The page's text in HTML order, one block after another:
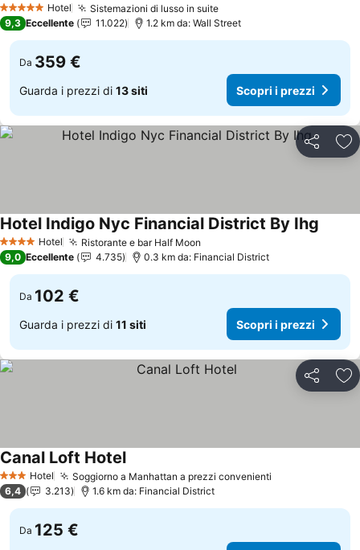
5 Stelle Hotel Sistemazioni di lusso in suite
9,3 Eccellente 11.022 1.2 km da: Wall Street
Da 359 €
Guarda i prezzi di 13 siti Scopri i prezzi
Condividi
4 Stelle Hotel Ristorante e bar Half Moon
Hotel Indigo Nyc Financial District By Ihg
9,0 Eccellente 4.735 0.3 km da: Financial District
Da 102 €
Guarda i prezzi di 11 siti Scopri i prezzi
Condividi
3 StelleHotel Soggiorno a Manhattan a prezzi convenienti
Canal Loft Hotel
6,4 3.213 1.6 km da: Financial District
Da 125 €